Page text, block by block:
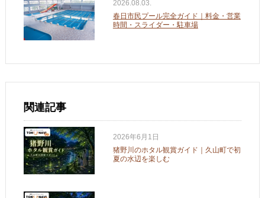
2026.08.03.
春日市民プール完全ガイド｜料金・営業
時間・スライダー・駐車場
関連記事
2026年6月1日
猪野川のホタル観賞ガイド｜久山町で初
夏の水辺を楽しむ